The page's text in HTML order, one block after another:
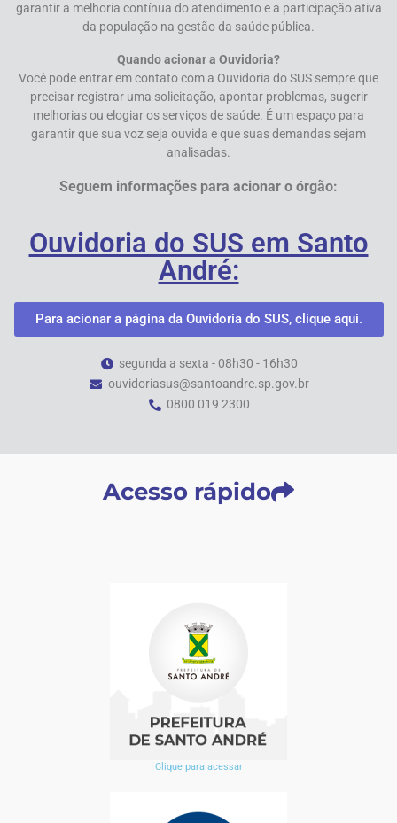
garantir a melhoria contínua do atendimento e a participação ativa
da população na gestão da saúde pública.
Quando acionar a Ouvidoria?
Você pode entrar em contato com a Ouvidoria do SUS sempre que
precisar registrar uma solicitação, apontar problemas, sugerir
melhorias ou elogiar os serviços de saúde. É um espaço para
garantir que sua voz seja ouvida e que suas demandas sejam
analisadas.
Seguem informações para acionar o órgão:
Ouvidoria do SUS em Santo
André:
Para acionar a página da Ouvidoria do SUS, clique aqui.
segunda a sexta - 08h30 - 16h30
ouvidoriasus@santoandre.sp.gov.br
0800 019 2300
Acesso rápido
Clique para acessar